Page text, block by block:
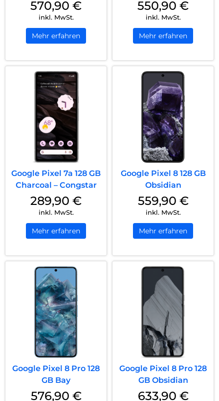
570,90 €
inkl. MwSt.
Mehr erfahren
550,90 €
inkl. MwSt.
Mehr erfahren
Google Pixel 7a 128 GB
Charcoal – Congstar
289,90 €
inkl. MwSt.
Mehr erfahren
Google Pixel 8 128 GB
Obsidian
559,90 €
inkl. MwSt.
Mehr erfahren
Google Pixel 8 Pro 128
GB Bay
576,90 €
Google Pixel 8 Pro 128
GB Obsidian
633,90 €